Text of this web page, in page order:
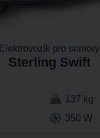
Elektrovozík pro seniory
Sterling Swift
137 kg
350 W